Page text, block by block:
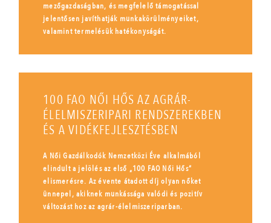
mezőgazdaságban, és megfelelő támogatással
jelentősen javíthatják munkakörülményeiket,
valamint termelésük hatékonyságát.
100 FAO NŐI HŐS AZ AGRÁR-
ÉLELMISZERIPARI RENDSZEREKBEN
ÉS A VIDÉKFEJLESZTÉSBEN
A Női Gazdálkodók Nemzetközi Éve alkalmából
elindult a jelölés az első „100 FAO Női Hős”
elismerésre. Az évente átadott díj olyan nőket
ünnepel, akiknek munkássága valódi és pozitív
változást hoz az agrár-élelmiszeriparban.